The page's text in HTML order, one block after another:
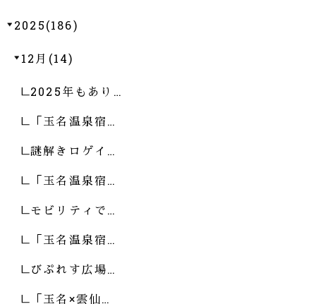
2025(186)
12月(14)
2025年もあり…
「玉名温泉宿…
謎解きロゲイ…
「玉名温泉宿…
モビリティで…
「玉名温泉宿…
びぷれす広場…
「玉名×雲仙…